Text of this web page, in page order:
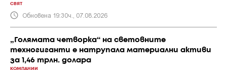
СВЯТ
Обновена 19:30ч., 07.08.2026
„Голямата четворка“ на световните
техногиганти е натрупала материални активи
за 1,46 трлн. долара
КОМПАНИИ